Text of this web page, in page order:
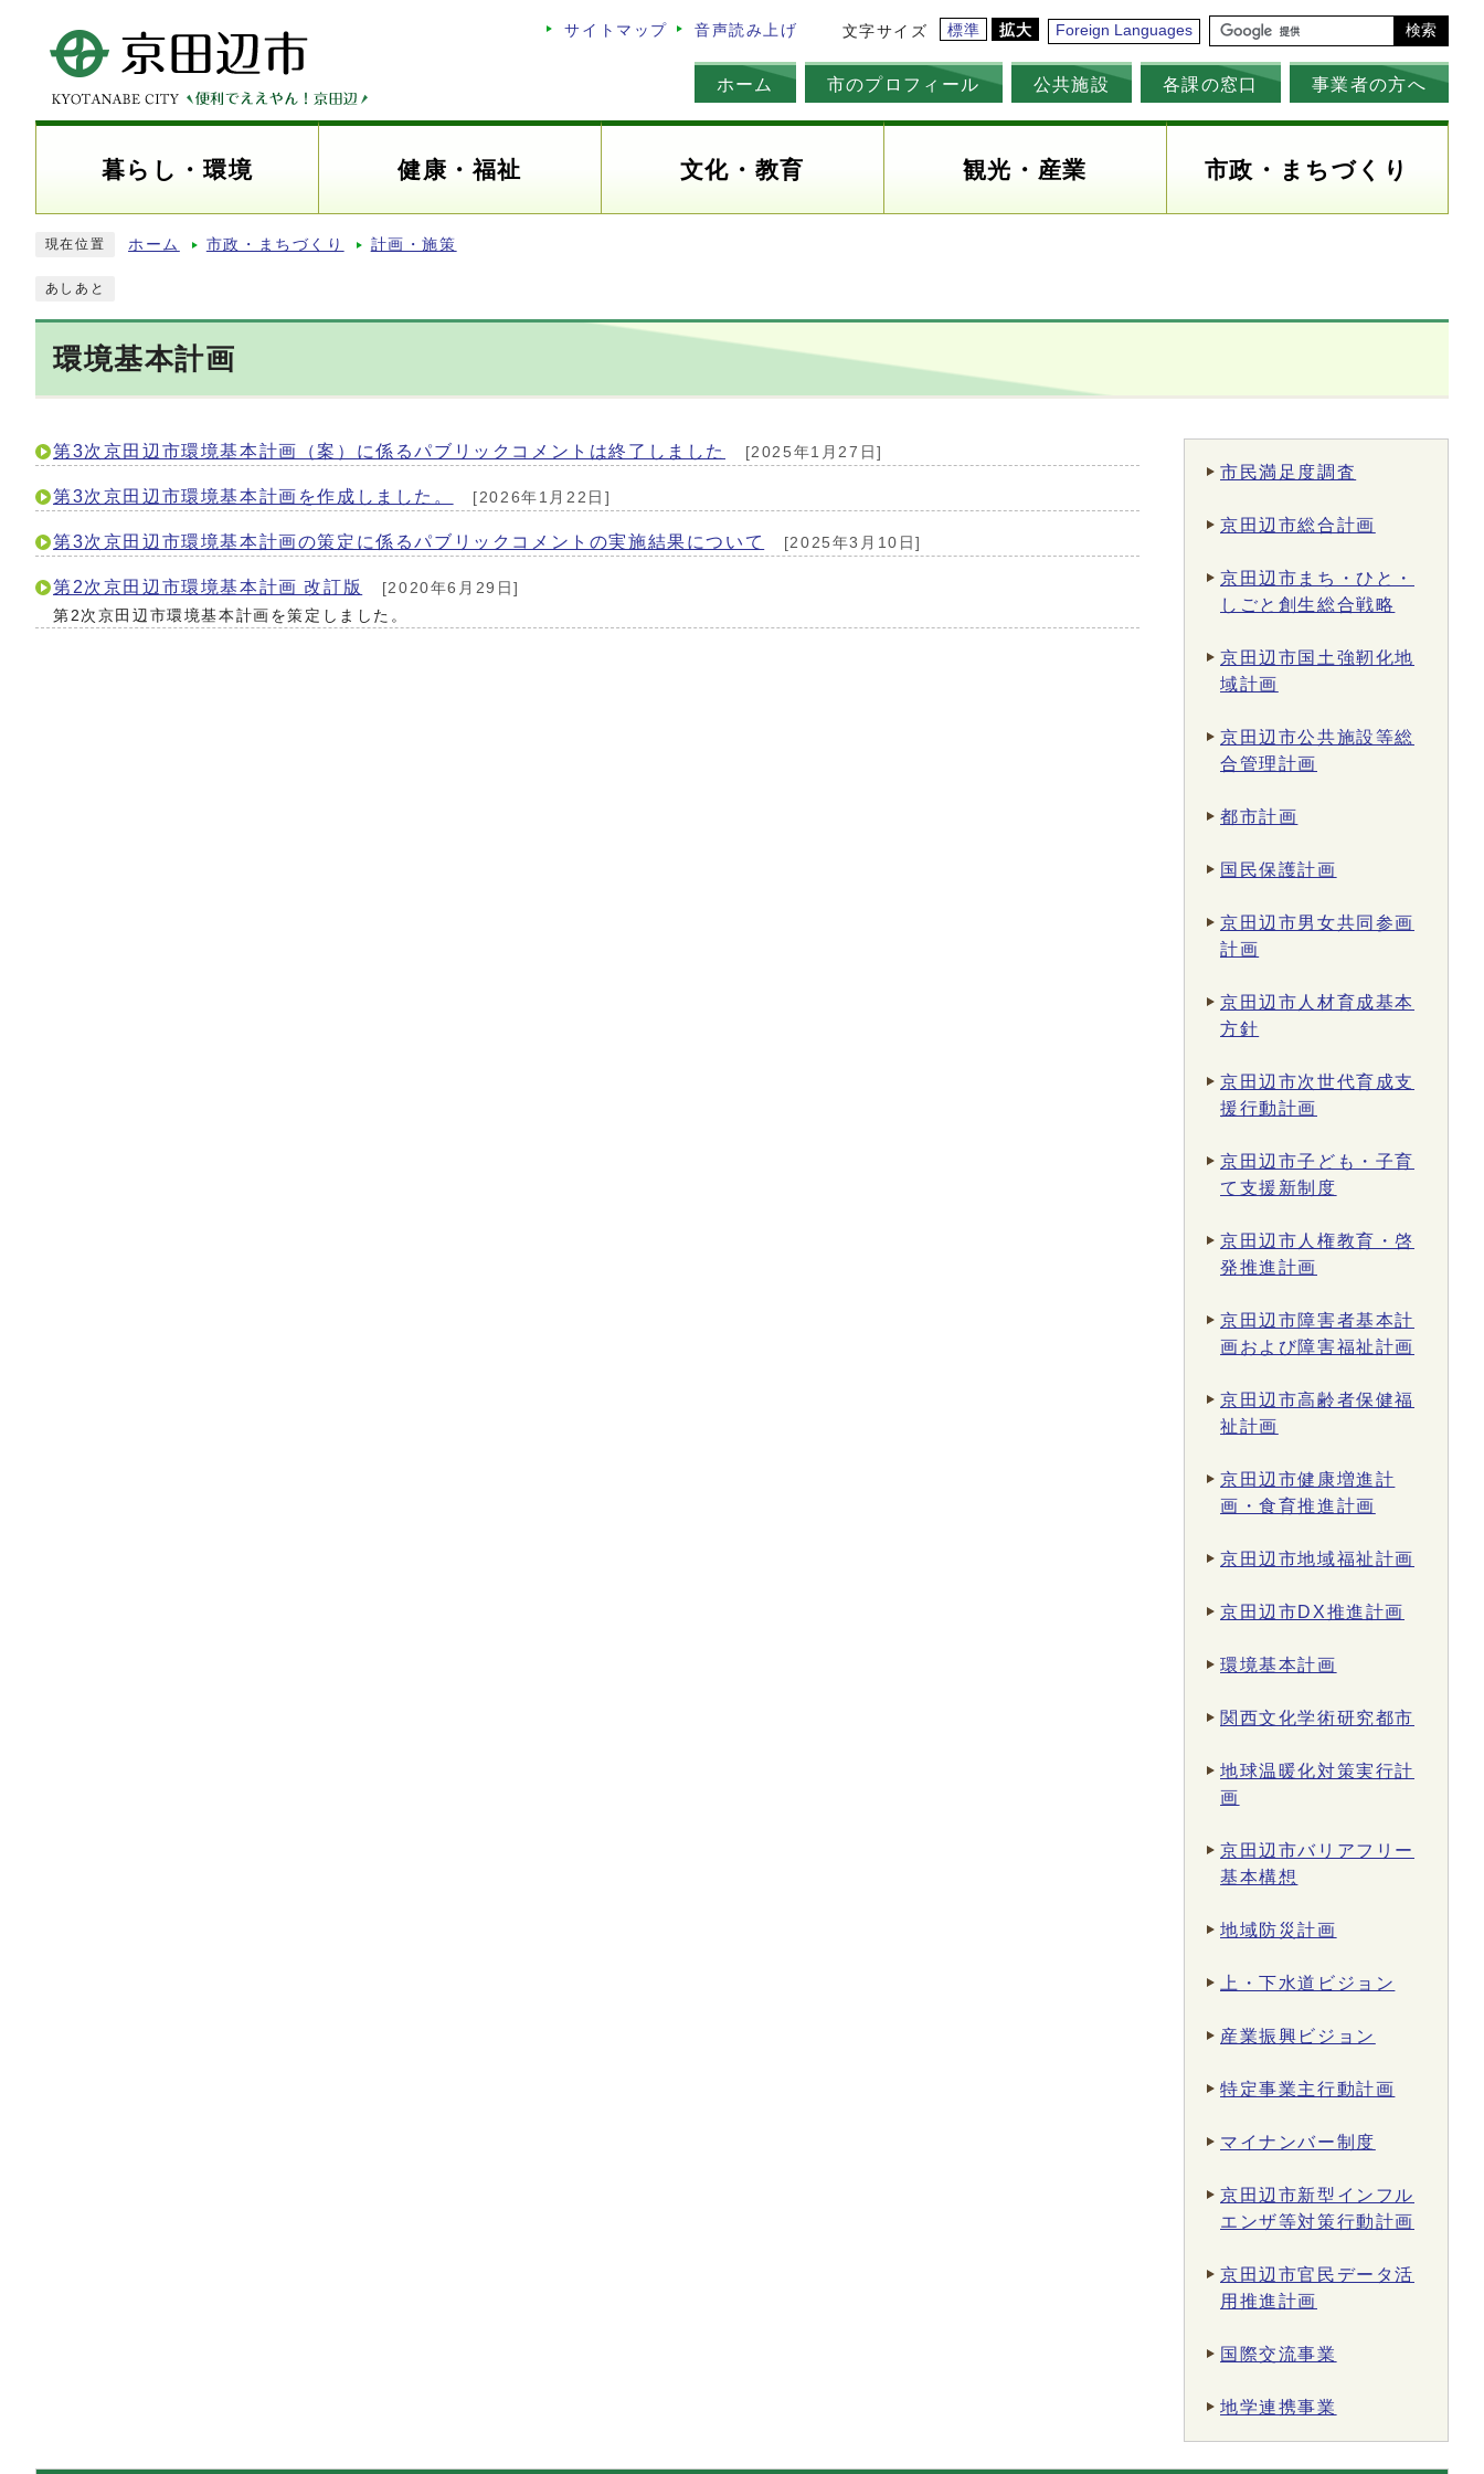
サイトマップ 音声読み上げ 文字サイズ 標準 拡大 Foreign Languages 検索
ホーム 市のプロフィール 公共施設 各課の窓口 事業者の方へ
暮らし・環境 健康・福祉 文化・教育 観光・産業 市政・まちづくり
現在位置 ホーム 市政・まちづくり 計画・施策
あしあと
環境基本計画
第3次京田辺市環境基本計画（案）に係るパブリックコメントは終了しました [2025年1月27日]
第3次京田辺市環境基本計画を作成しました。 [2026年1月22日]
第3次京田辺市環境基本計画の策定に係るパブリックコメントの実施結果について [2025年3月10日]
第2次京田辺市環境基本計画 改訂版
[2020年6月29日]
第2次京田辺市環境基本計画を策定しました。
市民満足度調査
京田辺市総合計画
京田辺市まち・ひと・
しごと創生総合戦略
京田辺市国土強靭化地
域計画
京田辺市公共施設等総
合管理計画
都市計画
国民保護計画
京田辺市男女共同参画
計画
京田辺市人材育成基本
方針
京田辺市次世代育成支
援行動計画
京田辺市子ども・子育
て支援新制度
京田辺市人権教育・啓
発推進計画
京田辺市障害者基本計
画および障害福祉計画
京田辺市高齢者保健福
祉計画
京田辺市健康増進計
画・食育推進計画
京田辺市地域福祉計画
京田辺市DX推進計画
環境基本計画
関西文化学術研究都市
地球温暖化対策実行計
画
京田辺市バリアフリー
基本構想
地域防災計画
上・下水道ビジョン
産業振興ビジョン
特定事業主行動計画
マイナンバー制度
京田辺市新型インフル
エンザ等対策行動計画
京田辺市官民データ活
用推進計画
国際交流事業
地学連携事業